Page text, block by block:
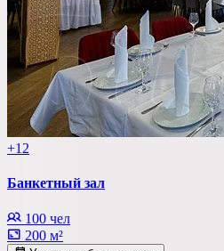
+12
Банкетный зал
100 чел
200 м²